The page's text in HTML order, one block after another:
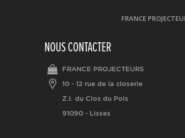
FRANCE
NOUS CONTACTER
FRANCE PROJECTEURS
10 - 12 rue de la closerie
Z.I. du Clos du Pois
91090 - Lisses